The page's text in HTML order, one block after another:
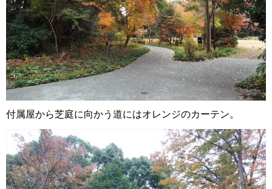
付属屋から芝庭に向かう道にはオレンジのカーテン。